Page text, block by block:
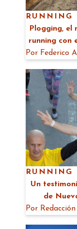
RUNNING
Plogging, el
running con
Por Federico
RUNNING
Un
de
Por Redacción